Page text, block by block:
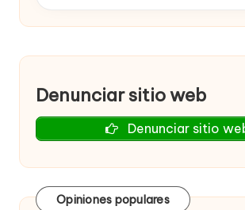
Denunciar sitio web
Denunciar sitio
Opiniones populares